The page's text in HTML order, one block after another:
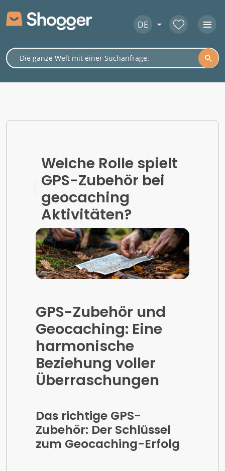
DE
Welche Rolle spielt
GPS-Zubehör bei
geocaching
Aktivitäten?
GPS-Zubehör und
Geocaching: Eine
harmonische
Beziehung voller
Überraschungen
Das richtige GPS-
Zubehör: Der Schlüssel
zum Geocaching-Erfolg